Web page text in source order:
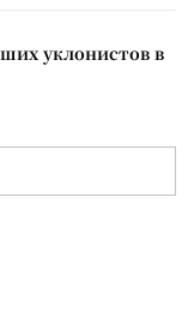
уклонистов в